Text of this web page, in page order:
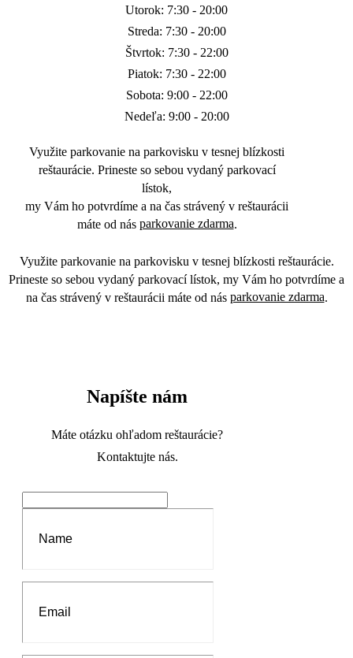
Utorok: 7:30 - 20:00
Streda: 7:30 - 20:00
Štvrtok: 7:30 - 22:00
Piatok: 7:30 - 22:00
Sobota: 9:00 - 22:00
Nedeľa: 9:00 - 20:00
Využite parkovanie na parkovisku v tesnej blízkosti
reštaurácie. Prineste so sebou vydaný parkovací
lístok,
my Vám ho potvrdíme a na čas strávený v reštaurácii
máte od nás parkovanie zdarma.
Využite parkovanie na parkovisku v tesnej blízkosti reštaurácie.
Prineste so sebou vydaný parkovací lístok, my Vám ho potvrdíme a
na čas strávený v reštaurácii máte od nás parkovanie zdarma.
Napíšte nám
Máte otázku ohľadom reštaurácie?
Kontaktujte nás.